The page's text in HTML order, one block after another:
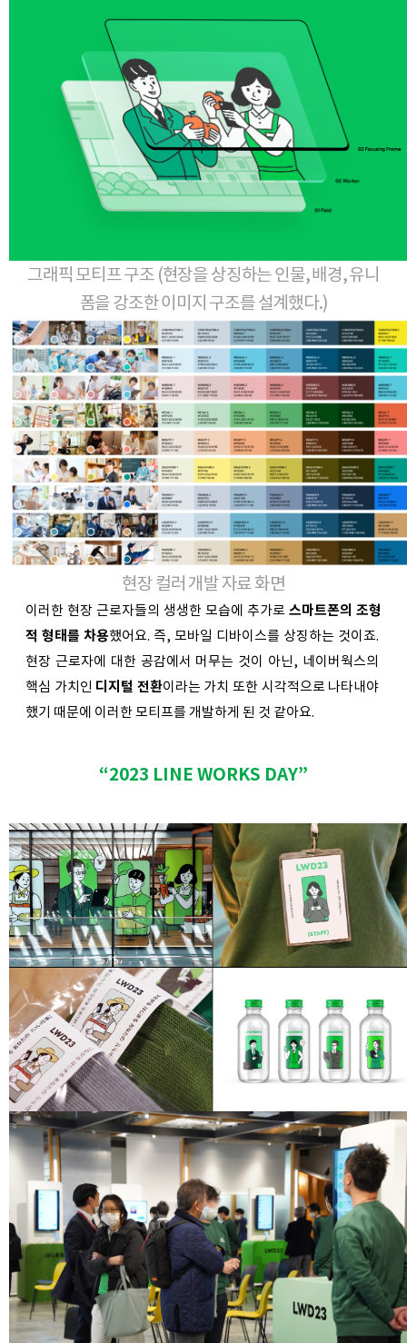
그래픽 모티프 구조 (현장을 상징하는 인물, 배경, 유니
폼을 강조한 이미지 구조를 설계했다.)
현장 컬러 개발 자료 화면
이러한 현장 근로자들의 생생한 모습에 추가로 스마트폰의 조형
적 형태를 차용했어요. 즉, 모바일 디바이스를 상징하는 것이죠.
현장 근로자에 대한 공감에서 머무는 것이 아닌, 네이버웍스의
핵심 가치인 디지털 전환이라는 가치 또한 시각적으로 나타내야
했기 때문에 이러한 모티프를 개발하게 된 것 같아요.
“2023 LINE WORKS DAY”